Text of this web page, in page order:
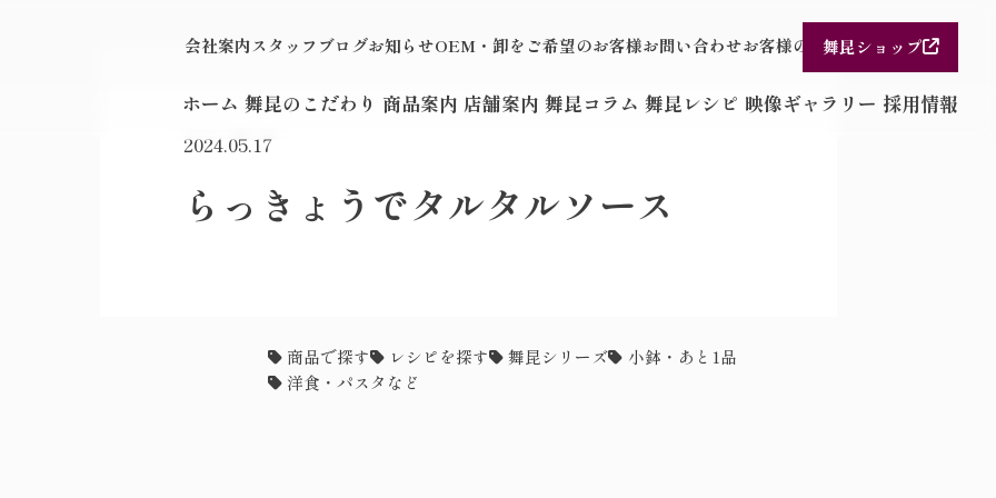
ホーム 舞昆のこだわり 商品案内 店舗案内 舞昆コラム 舞昆レシピ 映像ギャラリー 採用情報
会社案内スタッフブログお知らせOEM・卸をご希望のお客様お問い合わせお客様の声舞昆ショップ
2024.05.17
らっきょうでタルタルソース
商品で探す レシピを探す 舞昆シリーズ
小鉢・あと1品
洋食・パスタなど